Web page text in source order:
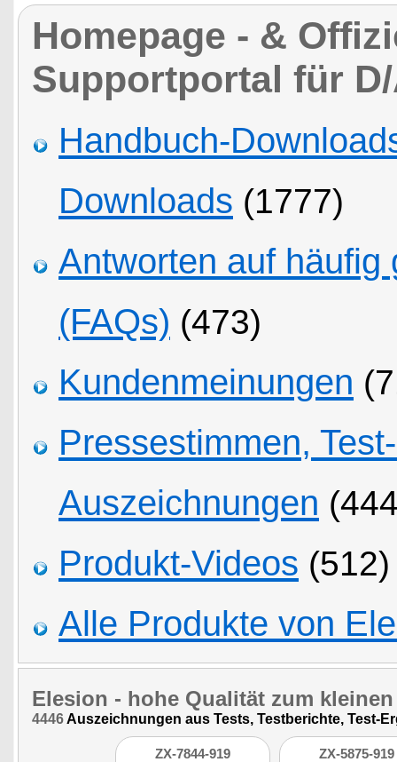
Homepage - &
Supportportal für
Handbuch-
Downloads (1777)
Antworten auf häufig
(FAQs) (473)
Kundenmeinungen
Pressestimmen,
Auszeichnungen
Produkt-Videos (512)
Alle Produkte von
Elesion - hohe Qualität zum
4446Auszeichnungen aus Tests, Testberichte, Test-
ZX-7844-919 ZX-5875-919